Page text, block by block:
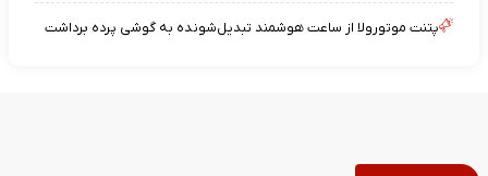
پتنت موتورولا از ساعت هوشمند تبدیل‌شونده به گوشی پرده برداشت